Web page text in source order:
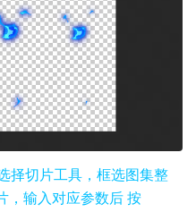
择切片工具，框选图集整
，输入对应参数后 按